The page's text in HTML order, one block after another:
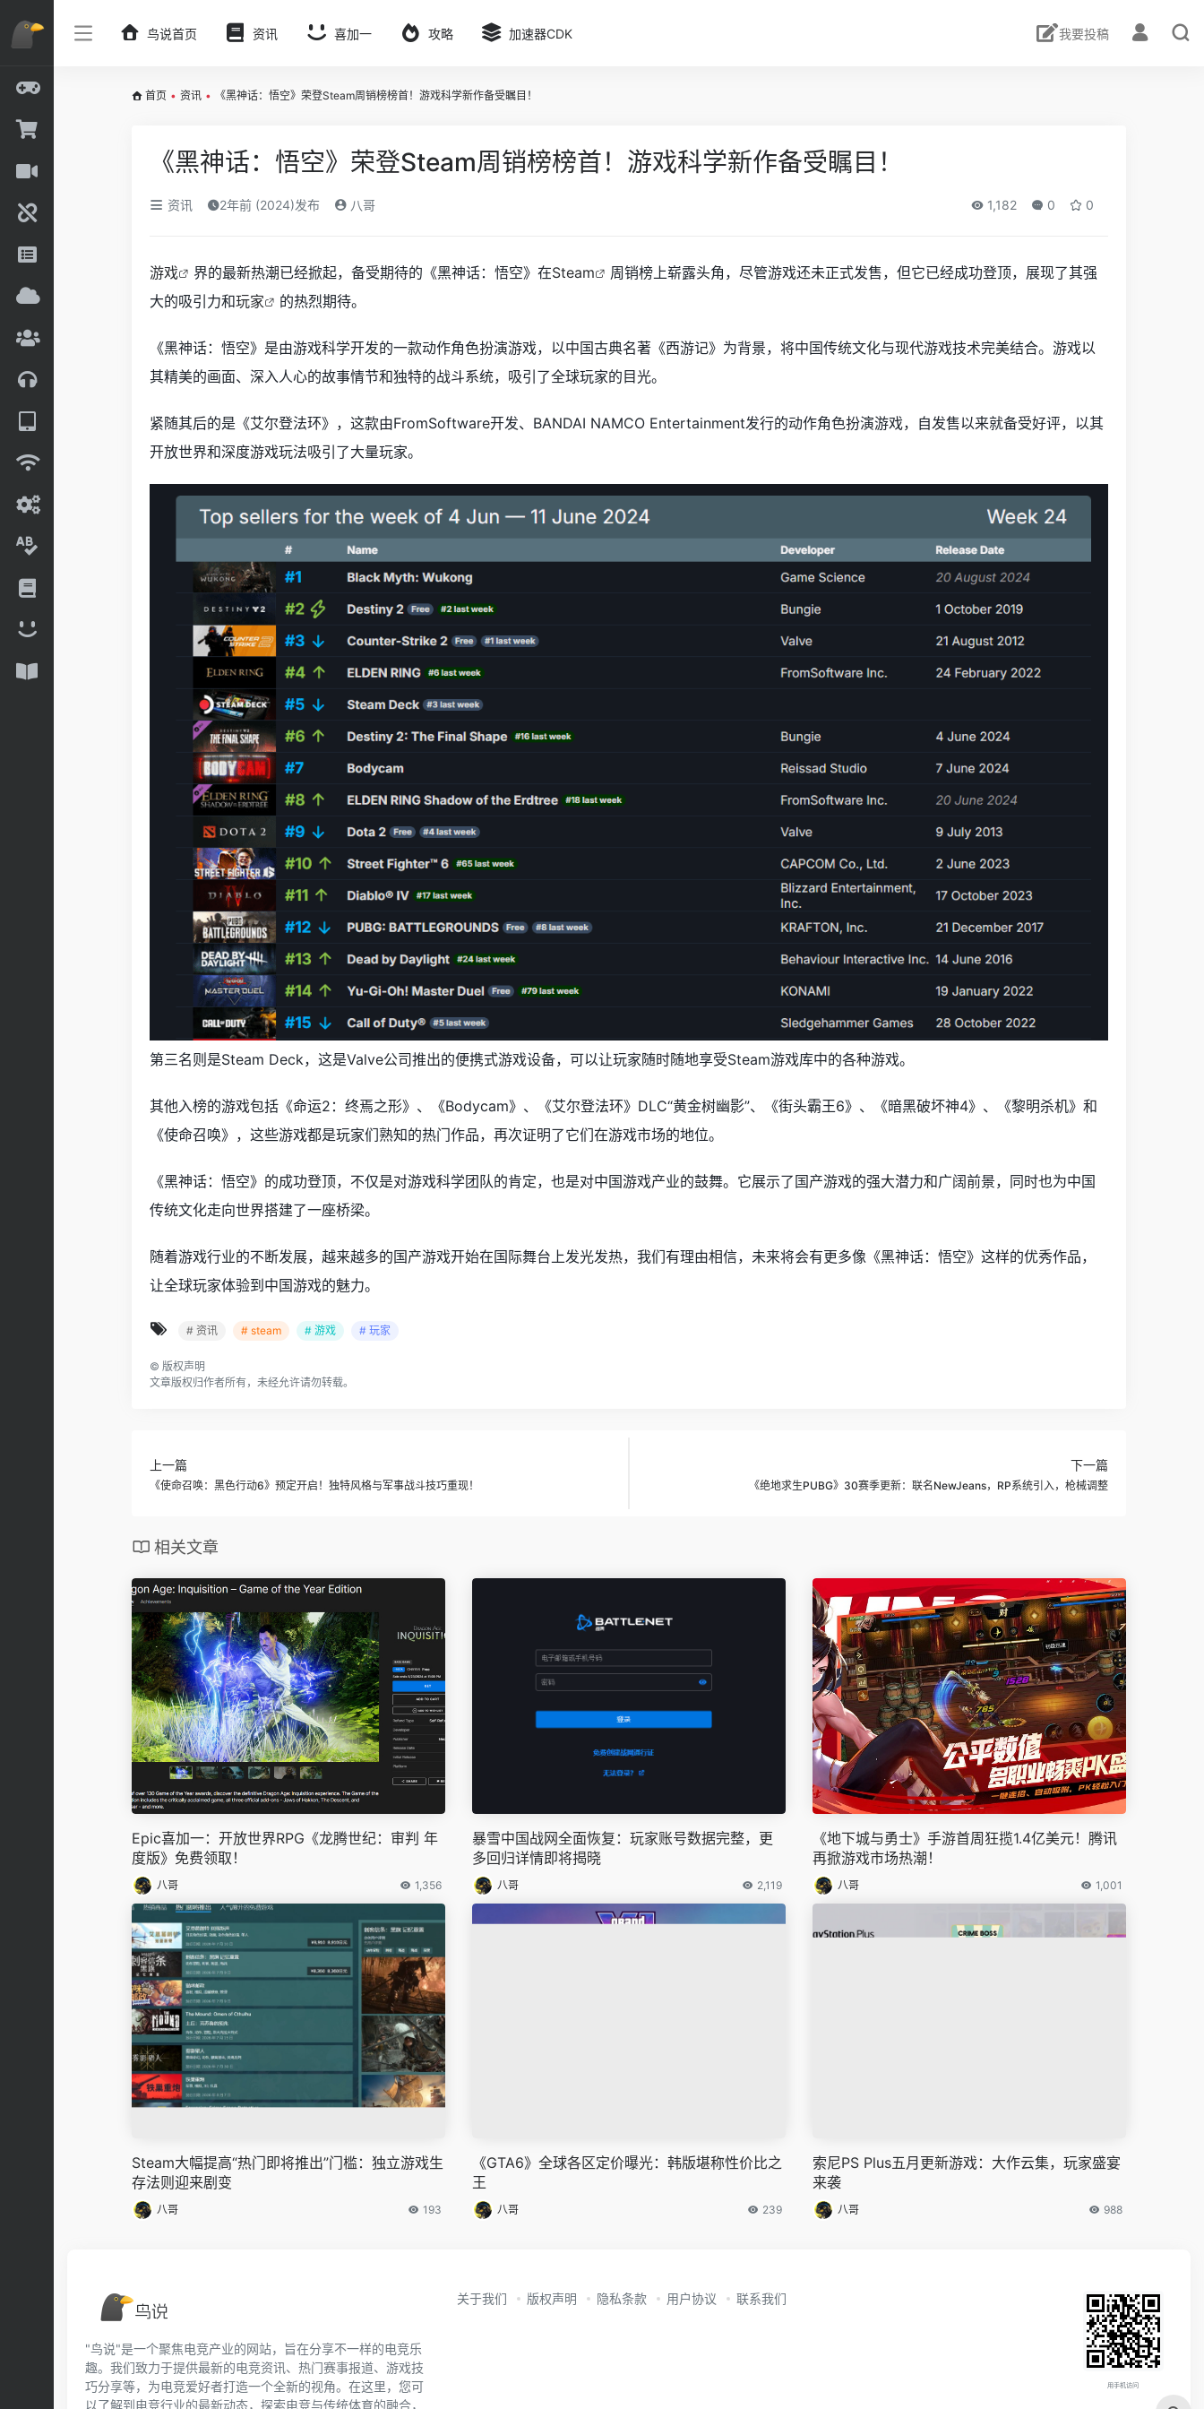
鸟说首页 资讯 喜加一 攻略 加速器CDK 我要投稿
首页 • 资讯 • 《黑神话：悟空》荣登Steam周销榜榜首！游戏科学新作备受瞩目！
《黑神话：悟空》荣登Steam周销榜榜首！游戏科学新作备受瞩目！
资讯 2年前 (2024)发布 八哥 1,182 0 0
游戏 界的最新热潮已经掀起，备受期待的《黑神话：悟空》在Steam
周销榜上崭露头角，尽管游戏还未正式发售，但它已经成功登顶，展现了其强
大的吸引力和玩家 的热烈期待。
《黑神话：悟空》是由游戏科学开发的一款动作角色扮演游戏，以中国古典名著《西游记》为背景，将中国传统文化与现代游戏技术完美结合。游戏以
其精美的画面、深入人心的故事情节和独特的战斗系统，吸引了全球玩家的目光。
紧随其后的是《艾尔登法环》，这款由FromSoftware开发、BANDAI NAMCO Entertainment发行的动作角色扮演游戏，自发售以来就备受好评，以其
开放世界和深度游戏玩法吸引了大量玩家。
第三名则是Steam Deck，这是Valve公司推出的便携式游戏设备，可以让玩家随时随地享受Steam游戏库中的各种游戏。
其他入榜的游戏包括《命运2：终焉之形》、《Bodycam》、《艾尔登法环》DLC“黄金树幽影”、《街头霸王6》、《暗黑破坏神4》、《黎明杀机》和
《使命召唤》，这些游戏都是玩家们熟知的热门作品，再次证明了它们在游戏市场的地位。
《黑神话：悟空》的成功登顶，不仅是对游戏科学团队的肯定，也是对中国游戏产业的鼓舞。它展示了国产游戏的强大潜力和广阔前景，同时也为中国
传统文化走向世界搭建了一座桥梁。
随着游戏行业的不断发展，越来越多的国产游戏开始在国际舞台上发光发热，我们有理由相信，未来将会有更多像《黑神话：悟空》这样的优秀作品，
让全球玩家体验到中国游戏的魅力。
# 资讯 # steam # 游戏 # 玩家
© 版权声明
文章版权归作者所有，未经允许请勿转载。
上一篇
《使命召唤：黑色行动6》预定开启！独特风格与军事战斗技巧重现！
下一篇
《绝地求生PUBG》30赛季更新：联名NewJeans，RP系统引入，枪械调整
相关文章
Epic喜加一：开放世界RPG《龙腾世纪：审判 年
度版》免费领取！
八哥 1,356
暴雪中国战网全面恢复：玩家账号数据完整，更
多回归详情即将揭晓
八哥 2,119
《地下城与勇士》手游首周狂揽1.4亿美元！腾讯
再掀游戏市场热潮！
八哥 1,001
Steam大幅提高“热门即将推出”门槛：独立游戏生
存法则迎来剧变
八哥 193
《GTA6》全球各区定价曝光：韩版堪称性价比之
王
八哥 239
索尼PS Plus五月更新游戏：大作云集，玩家盛宴
来袭
八哥 988
"鸟说"是一个聚焦电竞产业的网站，旨在分享不一样的电竞乐
趣。我们致力于提供最新的电竞资讯、热门赛事报道、游戏技
巧分享等，为电竞爱好者打造一个全新的视角。在这里，您可
以了解到电竞行业的最新动态，探索电竞与传统体育的融合，
关于我们 版权声明 隐私条款 用户协议 联系我们
用手机访问